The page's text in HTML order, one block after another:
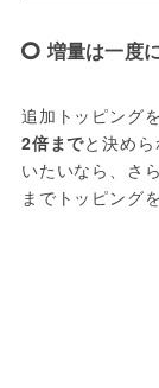
増量は一度
追加トッピング
2倍までと決め
いたいなら、さ
までトッピング